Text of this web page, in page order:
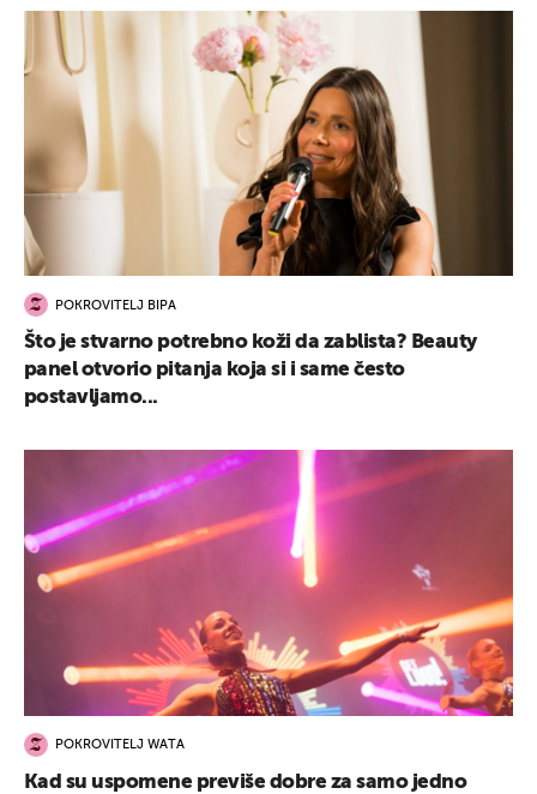
POKROVITELJ BIPA
Što je stvarno potrebno koži da zablista? Beauty
panel otvorio pitanja koja si i same često
postavljamo...
POKROVITELJ WATA
Kad su uspomene previše dobre za samo jedno